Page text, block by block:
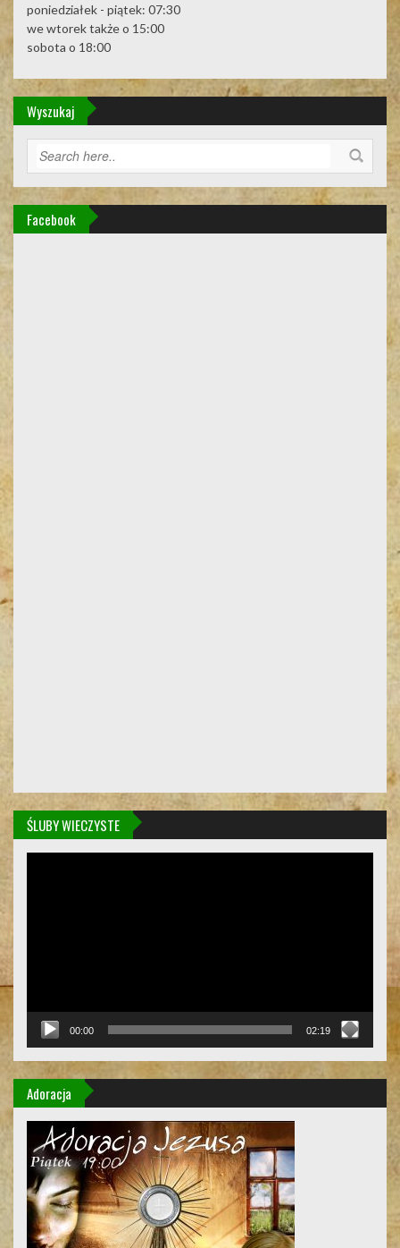
poniedziałek - piątek: 07:30
we wtorek także o 15:00
sobota o 18:00
Wyszukaj
Facebook
ŚLUBY WIECZYSTE
00:00 02:19
Adoracja